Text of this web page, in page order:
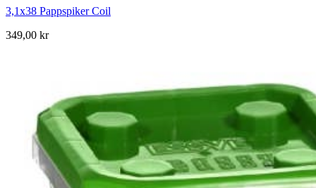
3,1x38 Pappspiker Coil
349,00 kr